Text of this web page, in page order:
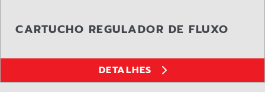
CARTUCHO REGULADOR DE FLUXO
DETALHES